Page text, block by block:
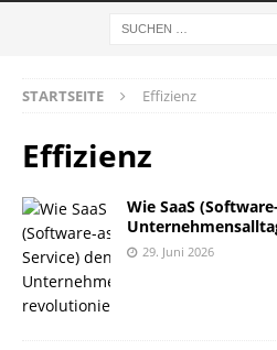
STARTSEITE Effizienz
Effizienz
Wie SaaS
29. Juni 2026